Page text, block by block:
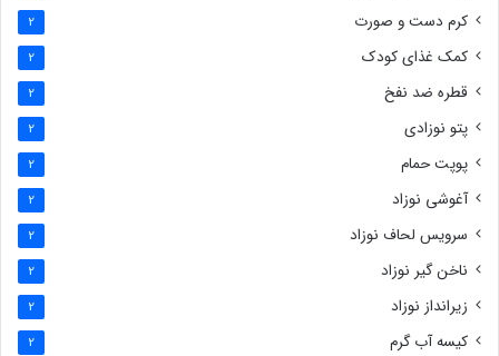
کرم دست و صورت 2
کمک غذای کودک 2
قطره ضد نفخ 2
پتو نوزادی 2
پوپت حمام 2
آغوشی نوزاد 2
سرویس لحاف نوزاد 2
ناخن گیر نوزاد 2
زیرانداز نوزاد 2
کیسه آب گرم 2